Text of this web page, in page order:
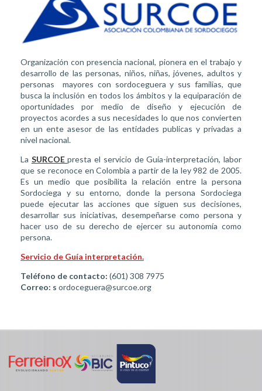
Organización con presencia nacional, pionera en el trabajo y
desarrollo de las personas, niños, niñas, jóvenes, adultos y
personas mayores con sordoceguera y sus familias, que
busca la inclusión en todos los ámbitos y la equiparación de
oportunidades por medio de diseño y ejecución de
proyectos acordes a sus necesidades lo que nos convierten
en un ente asesor de las entidades publicas y privadas a
nivel nacional.
La SURCOEpresta el servicio de Guía-interpretación, labor
que se reconoce en Colombia a partir de la ley 982 de 2005.
Es un medio que posibilita la relación entre la persona
Sordociega y su entorno, donde la persona Sordociega
puede ejecutar las acciones que siguen sus decisiones,
desarrollar sus iniciativas, desempeñarse como persona y
hacer uso de su derecho de ejercer su autonomía como
persona.
Servicio de Guía interpretación.
Teléfono de contacto: (601) 308 7975
Correo: s ordoceguera@surcoe.org